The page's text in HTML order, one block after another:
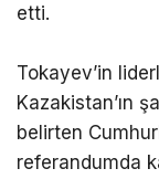
etti.
Tokayev’in
Kazakistan’ın
belirten
referandumda